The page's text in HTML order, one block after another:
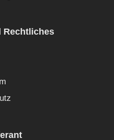
Rechtliches